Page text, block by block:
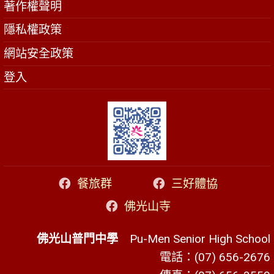
著作權聲明
隱私權政策
網站安全政策
登入
餐旅群
三好體協
佛光山寺
佛光山普門中學 Pu-Men Senior High School
電話：(07) 656-2676